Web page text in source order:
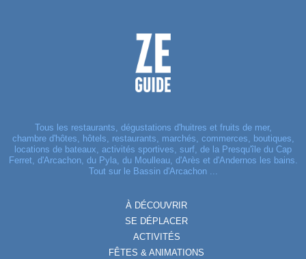
Tous les restaurants, dégustations d'huitres et fruits de mer,
chambre d'hôtes, hôtels, restaurants, marchés, commerces, boutiques,
locations de bateaux, activités sportives, surf, de la Presqu'île du Cap
Ferret, d'Arcachon, du Pyla, du Moulleau, d'Arès et d'Andernos les bains.
Tout sur le Bassin d'Arcachon ...
À DÉCOUVRIR
SE DÉPLACER
ACTIVITÉS
FÊTES & ANIMATIONS